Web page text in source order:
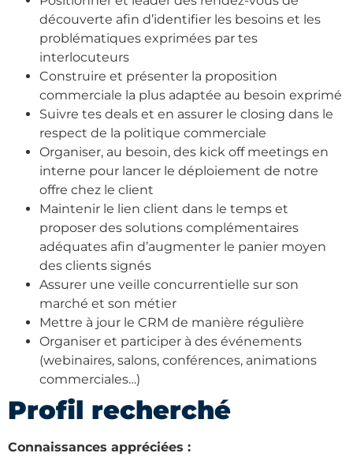
découverte afin d’identifier les besoins et les
problématiques exprimées par tes
interlocuteurs
Construire et présenter la proposition
commerciale la plus adaptée au besoin exprimé
Suivre tes deals et en assurer le closing dans le
respect de la politique commerciale
Organiser, au besoin, des kick off meetings en
interne pour lancer le déploiement de notre
offre chez le client
Maintenir le lien client dans le temps et
proposer des solutions complémentaires
adéquates afin d’augmenter le panier moyen
des clients signés
Assurer une veille concurrentielle sur son
marché et son métier
Mettre à jour le CRM de manière régulière
Organiser et participer à des événements
(webinaires, salons, conférences, animations
commerciales…)
Profil recherché
Connaissances appréciées :